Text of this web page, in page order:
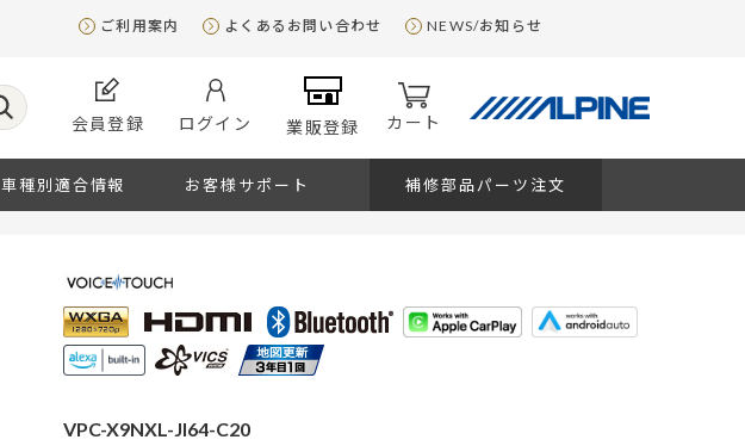
ご利用案内 よくあるお問い合わせ NEWS/お知らせ
会員登録 ログイン 業販登録 カート
車種別適合情報 お客様サポート 補修部品パーツ注文
VPC-X9NXL-JI64-C20